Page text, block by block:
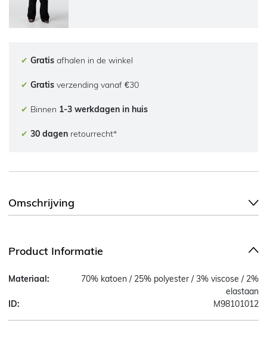
✔ Gratis afhalen in de winkel
✔ Gratis verzending vanaf €30
✔ Binnen 1-3 werkdagen in huis
✔ 30 dagen retourrecht*
Omschrijving
Product Informatie
Materiaal:
70% katoen / 25% polyester / 3% viscose / 2%
elastaan
ID:
M98101012